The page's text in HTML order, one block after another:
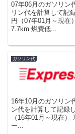
07年06月のガソリン
リン代を計算して記
円（07年01月～現
7.7km 燃費低...
ガソリン代
16年10月のガソリン
ン代を計算して記録
（16年01月～現在
ー...